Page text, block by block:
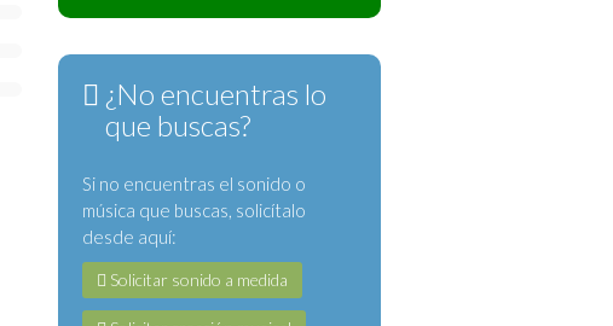
¿No encuentras lo
que buscas?
Si no encuentras el sonido o
música que buscas, solicítalo
desde aquí:
Solicitar sonido a medida